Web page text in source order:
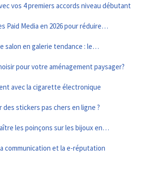
vos 4 premiers accords niveau débutant
Paid Media en 2026 pour réduire…
salon en galerie tendance : le…
pour votre aménagement paysager?
avec la cigarette électronique
stickers pas chers en ligne ?
les poinçons sur les bijoux en…
communication et la e-réputation